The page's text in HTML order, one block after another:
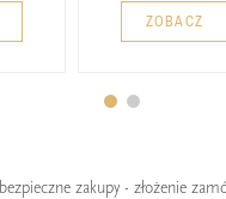
ZOBACZ
zakupy - złożenie